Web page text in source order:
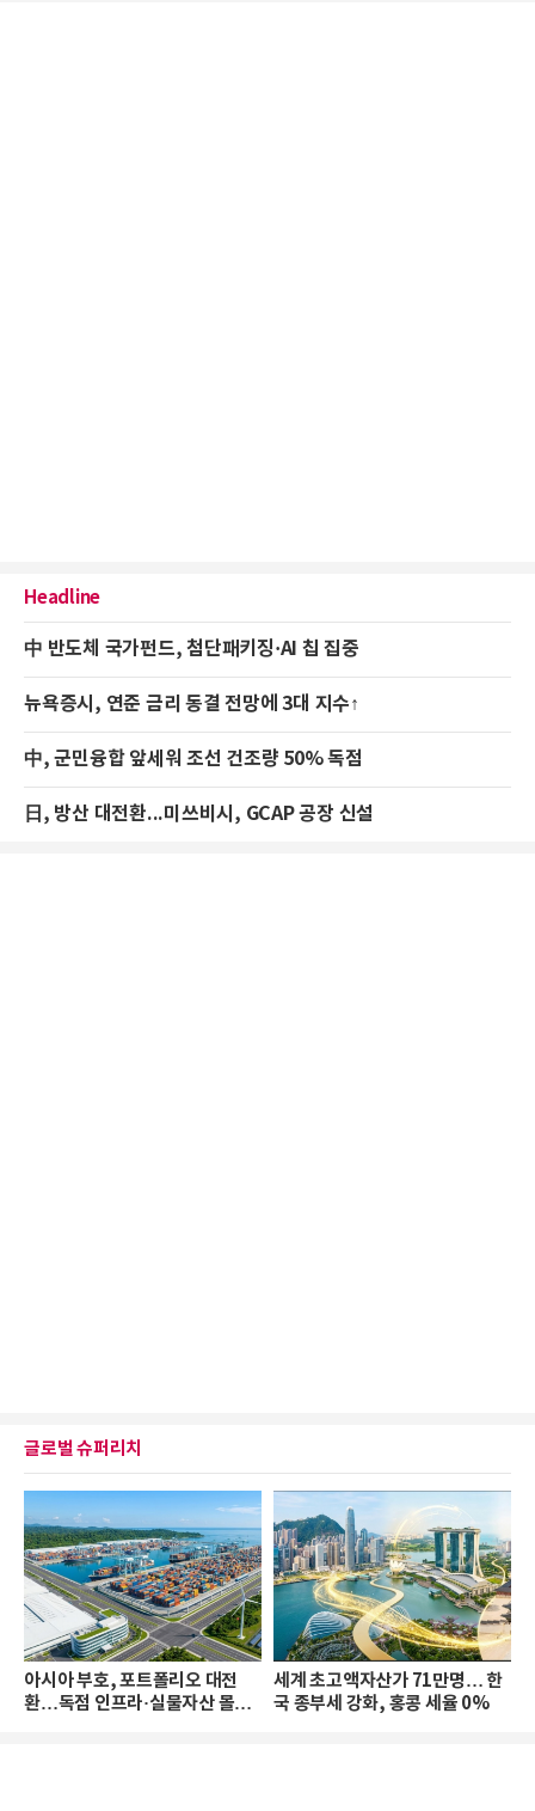
Headline
中 반도체 국가펀드, 첨단패키징·AI 칩 집중
뉴욕증시, 연준 금리 동결 전망에 3대 지수↑
中, 군민융합 앞세워 조선 건조량 50% 독점
日, 방산 대전환...미쓰비시, GCAP 공장 신설
글로벌 슈퍼리치
아시아 부호, 포트폴리오 대전
환…독점 인프라·실물자산 몰린
세계 초고액자산가 71만명… 한
국 종부세 강화, 홍콩 세율 0%